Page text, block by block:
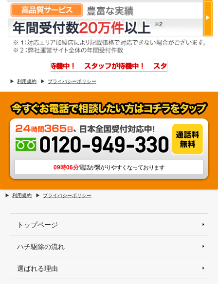
利用規約 プライバシーポリシー
09時06分電話が繋がりやすくなっております
利用規約 プライバシーポリシー
トップページ
ハチ駆除の流れ
選ばれる理由